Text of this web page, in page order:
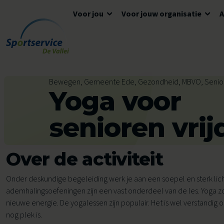
Ga naar de inhoud
Voor jou
Openingstijden
Tickets en reserveren
Tarieven
Ons aanbod voor jou
Zwemles
Voor kinderen
Voor jouw organisatie
Lokaal Sportakkoord
Meedoen
Voor scholen
Algemene voorwaarden
Tarieven
Veelgestelde vragen
Bewegen, Gemeente Ede, Gezondheid, MBVO,
Yoga voor
senioren
Over de activiteit
Onder deskundige begeleiding werk je aan een soepel en sterk
ademhalingsoefeningen zijn een vast onderdeel van de les. Yoga
nieuwe energie. De yogalessen zijn populair. Het is wel verstandig
nog plek is.